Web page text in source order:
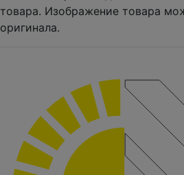
товара. Изображение товара
оригинала.